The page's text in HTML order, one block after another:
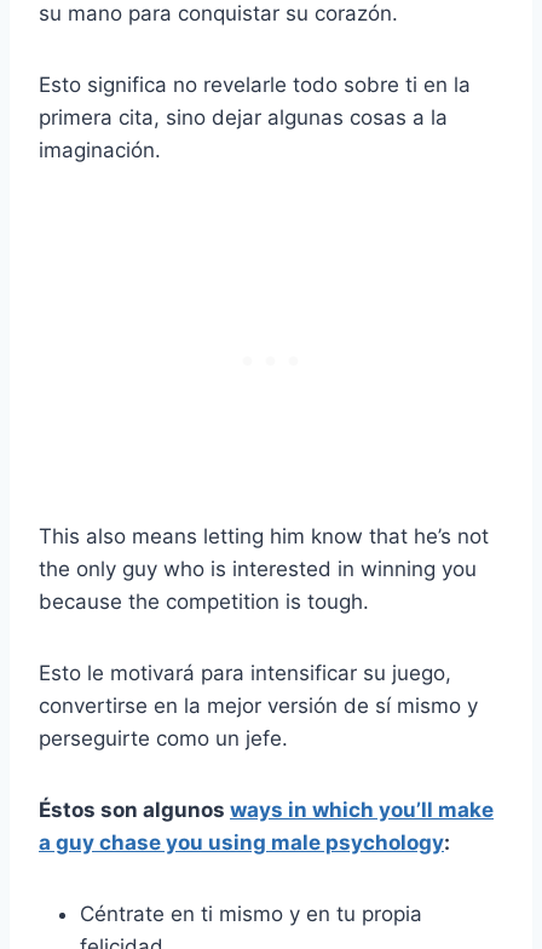
su mano para conquistar su corazón.
Esto significa no revelarle todo sobre ti en la
primera cita, sino dejar algunas cosas a la
imaginación.
This also means letting him know that he’s not
the only guy who is interested in winning you
because the competition is tough.
Esto le motivará para intensificar su juego,
convertirse en la mejor versión de sí mismo y
perseguirte como un jefe.
Éstos son algunos ways in which you’ll make
a guy chase you using male psychology:
Céntrate en ti mismo y en tu propia